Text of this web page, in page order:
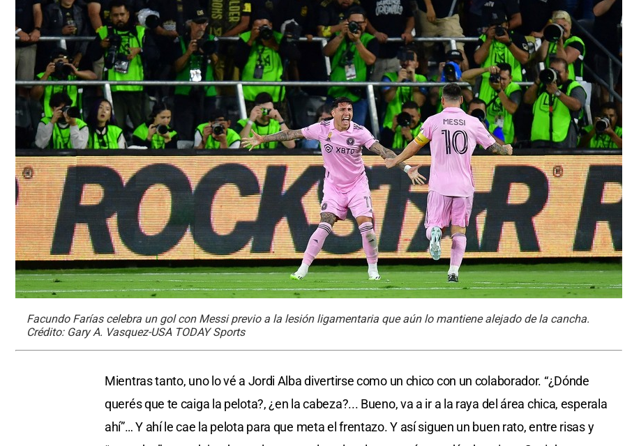
Facundo Farías celebra un gol con Messi previo a la lesión ligamentaria que aún lo mantiene alejado de la cancha.
Crédito: Gary A. Vasquez-USA TODAY Sports
Mientras tanto, uno lo vé a Jordi Alba divertirse como un chico con un colaborador. “¿Dónde
querés que te caiga la pelota?, ¿en la cabeza?... Bueno, va a ir a la raya del área chica, esperala
ahí”… Y ahí le cae la pelota para que meta el frentazo. Y así siguen un buen rato, entre risas y